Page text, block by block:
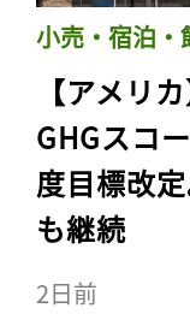
小売・宿泊・
【アメリ
GHGスコ
度目標改
も継続
2日前